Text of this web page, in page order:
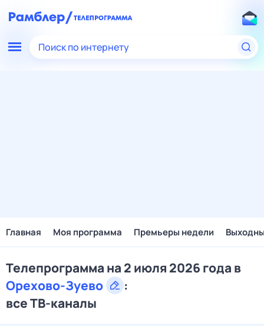
Поиск по интернету
Главная Моя программа Премьеры недели
Телепрограмма на 2 июля 2026 года в
Орехово-Зуево
:
все ТВ-каналы